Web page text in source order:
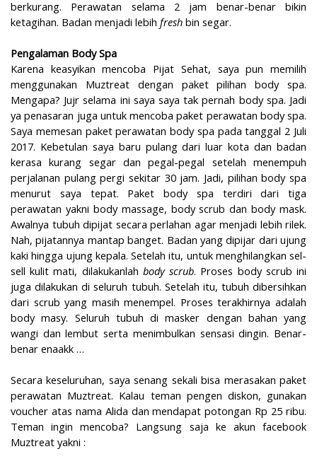
berkurang. Perawatan selama 2 jam benar-benar bikin
ketagihan. Badan menjadi lebih fresh bin segar.
Pengalaman Body Spa
Karena keasyikan mencoba Pijat Sehat, saya pun memilih
menggunakan Muztreat dengan paket pilihan body spa.
Mengapa? Jujr selama ini saya saya tak pernah body spa. Jadi
ya penasaran juga untuk mencoba paket perawatan body spa.
Saya memesan paket perawatan body spa pada tanggal 2 Juli
2017. Kebetulan saya baru pulang dari luar kota dan badan
kerasa kurang segar dan pegal-pegal setelah menempuh
perjalanan pulang pergi sekitar 30 jam. Jadi, pilihan body spa
menurut saya tepat. Paket body spa terdiri dari tiga
perawatan yakni body massage, body scrub dan body mask.
Awalnya tubuh dipijat secara perlahan agar menjadi lebih rilek.
Nah, pijatannya mantap banget. Badan yang dipijar dari ujung
kaki hingga ujung kepala. Setelah itu, untuk menghilangkan sel-
sell kulit mati, dilakukanlah body scrub. Proses body scrub ini
juga dilakukan di seluruh tubuh. Setelah itu, tubuh dibersihkan
dari scrub yang masih menempel. Proses terakhirnya adalah
body masy. Seluruh tubuh di masker dengan bahan yang
wangi dan lembut serta menimbulkan sensasi dingin. Benar-
benar enaakk …
Secara keseluruhan, saya senang sekali bisa merasakan paket
perawatan Muztreat. Kalau teman pengen diskon, gunakan
voucher atas nama Alida dan mendapat potongan Rp 25 ribu.
Teman ingin mencoba? Langsung saja ke akun facebook
Muztreat yakni :